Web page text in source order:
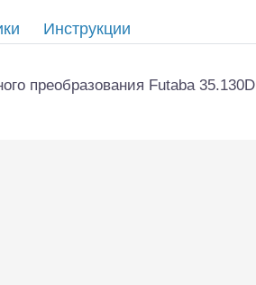
Инструкции
преобразования Futaba 35.130D